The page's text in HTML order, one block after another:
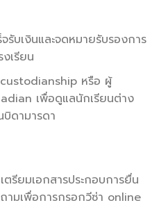
จรับเงินและจดหมายรับรองการ
งเรียน
custodianship หรือ ผู้
เพื่อดูแลนักเรียนต่าง
บิดามารดา
ตรียมเอกสารประกอบการยื่น
ามเพื่อการกรอกวีซ่า online